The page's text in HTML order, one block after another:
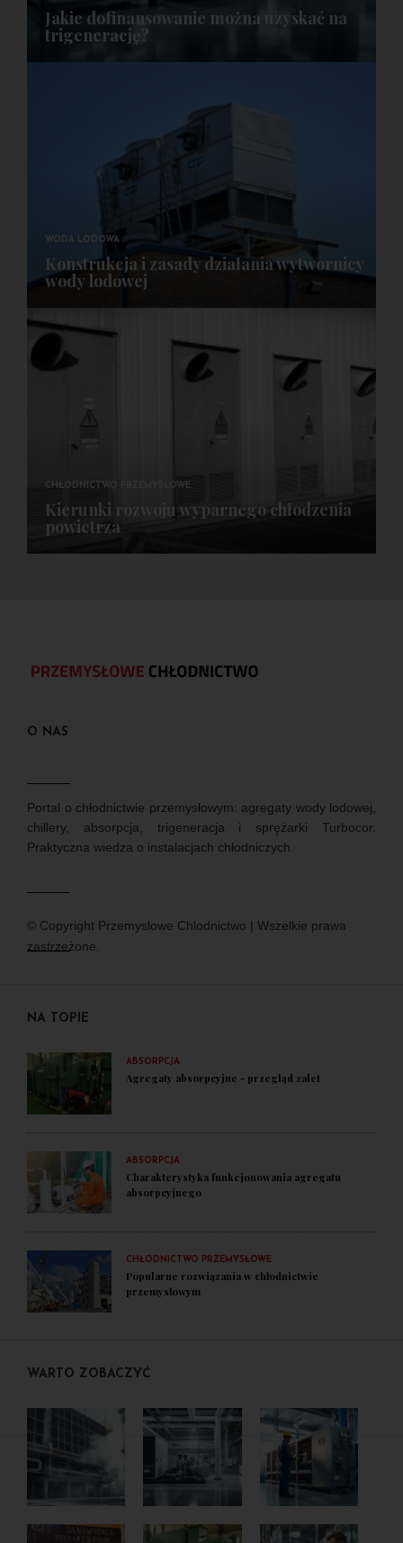
Jakie dofinansowanie można uzyskać na
trigenerację?
WODA LODOWA
Konstrukcja i zasady działania wytwornicy
wody lodowej
CHŁODNICTWO PRZEMYSŁOWE
Kierunki rozwoju wyparnego chłodzenia
powietrza
O NAS
Portal o chłodnictwie przemysłowym: agregaty wody lodowej,
chillery, absorpcja, trigeneracja i sprężarki Turbocor.
Praktyczna wiedza o instalacjach chłodniczych.
© Copyright Przemyslowe Chlodnictwo | Wszelkie prawa
zastrzeżone.
NA TOPIE
ABSORPCJA
Agregaty absorpcyjne - przegląd zalet
ABSORPCJA
Charakterystyka funkcjonowania agregatu
absorpcyjnego
CHŁODNICTWO PRZEMYSŁOWE
Popularne rozwiązania w chłodnictwie
przemysłowym
WARTO ZOBACZYĆ